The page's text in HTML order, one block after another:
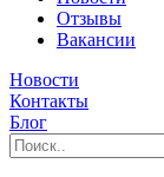
Отзывы
Вакансии
Новости
Контакты
Блог